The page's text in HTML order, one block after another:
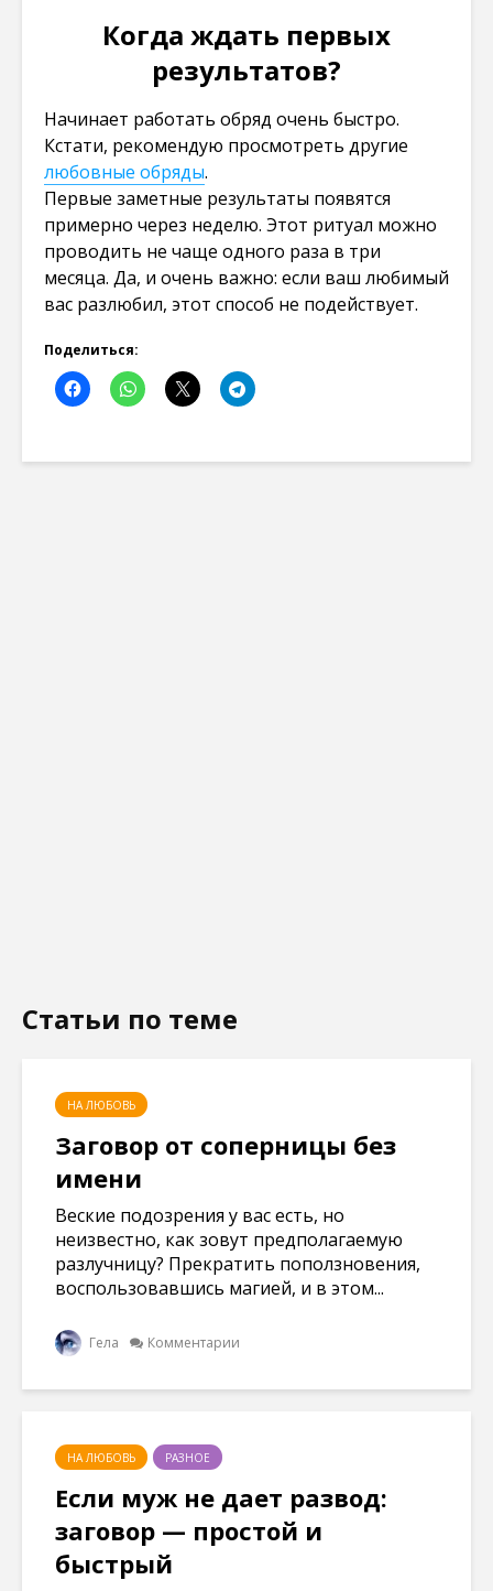
Когда ждать первых
результатов?
Начинает работать обряд очень быстро.
Кстати, рекомендую просмотреть другие
любовные обряды.
Первые заметные результаты появятся
примерно через неделю. Этот ритуал можно
проводить не чаще одного раза в три
месяца. Да, и очень важно: если ваш любимый
вас разлюбил, этот способ не подействует.
Поделиться:
Статьи по теме
НА ЛЮБОВЬ
Заговор от соперницы без
имени
Веские подозрения у вас есть, но
неизвестно, как зовут предполагаемую
разлучницу? Прекратить поползновения,
воспользовавшись магией, и в этом...
Гела Комментарии
НА ЛЮБОВЬ РАЗНОЕ
Если муж не дает развод:
заговор — простой и
быстрый